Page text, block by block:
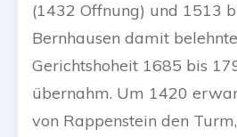
(1432 Offnung) und 1513
Bernhausen damit
Gerichtshoheit 1685 bis
übernahm. Um 1420
von Rappenstein den